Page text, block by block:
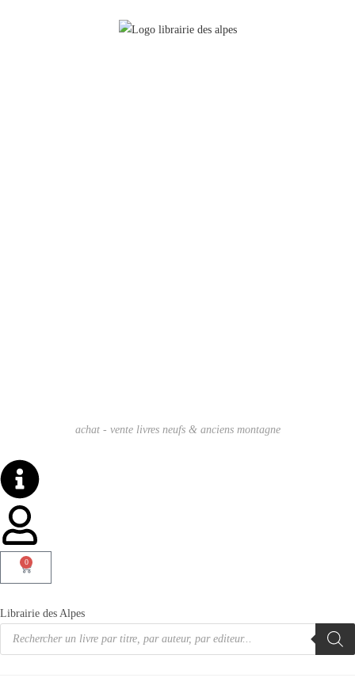
achat - vente livres neufs & anciens montagne
0
Librairie des Alpes